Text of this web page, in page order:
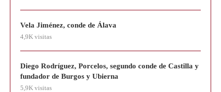
Vela Jiménez, conde de Álava
4,9K visitas
Diego Rodríguez, Porcelos, segundo conde de Castilla y
fundador de Burgos y Ubierna
5,9K visitas